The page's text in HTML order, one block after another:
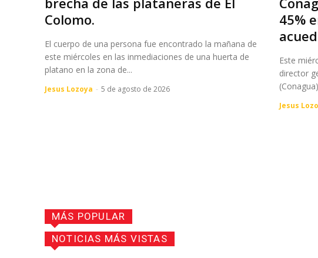
Colomo.
El cuerpo de una persona fue encontrado la mañana de
este miércoles en las inmediaciones de una huerta de
platano en la zona de...
Jesus Lozoya - 5 de agosto de 2026
45%
Este
director
Jesus
MÁS POPULAR
NOTICIAS MÁS VISTAS